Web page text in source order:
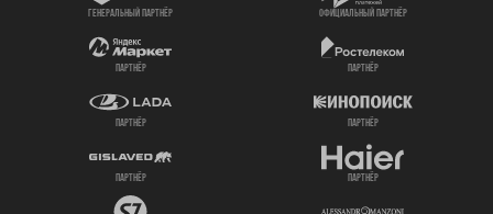
генеральный партнёр официальный партнёр
партнёр партнёр
партнёр партнёр
партнёр партнёр